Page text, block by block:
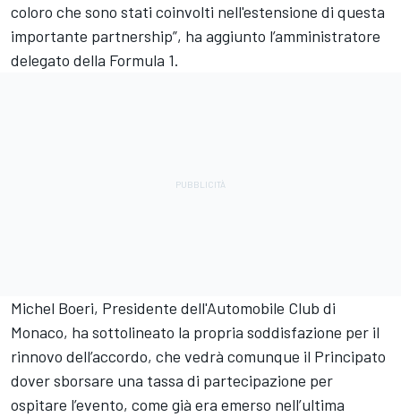
coloro che sono stati coinvolti nell'estensione di questa
importante partnership”, ha aggiunto l’amministratore
delegato della Formula 1.
Michel Boeri, Presidente dell'Automobile Club di
Monaco, ha sottolineato la propria soddisfazione per il
rinnovo dell’accordo, che vedrà comunque il Principato
dover sborsare una tassa di partecipazione per
ospitare l’evento, come già era emerso nell’ultima